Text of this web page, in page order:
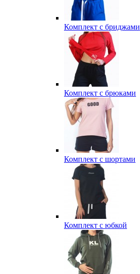
Комплект с бриджами
Комплект с брюками
Комплект с шортами
Комплект с юбкой